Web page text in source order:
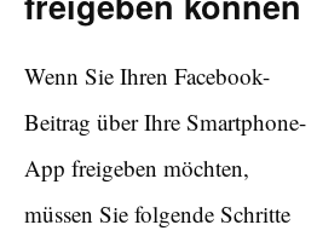
Wenn Sie Ihren Facebook-
Beitrag über Ihre Smartphone-
App freigeben möchten,
müssen Sie folgende Schritte